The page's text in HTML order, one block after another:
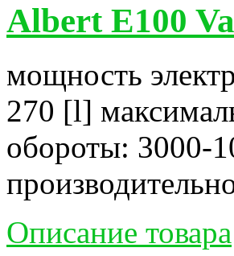
Albert E100
мощность
270 [l]
обороты: 3000-
Описание товара